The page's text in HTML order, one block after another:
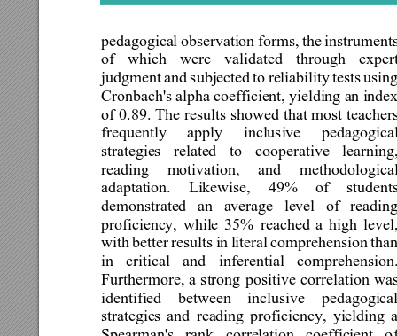
pedagogical observation forms, the
of
which were validated through
judgment and subjected to reliability tests
Cronbach's alpha coefficient, yielding an
of 0.89. The results showed that most
frequently
apply inclusive
strategies
related to cooperative l
reading
motivation, and meth
adaptation.
Likewise, 49% of
demonstrated
an average level of
proficiency, while 35% reached a high
with better results in literal comprehension than
in
critical and inferential
Furthermore, a strong positive correlation
identified
between inclusive
strategies and reading proficiency, yielding